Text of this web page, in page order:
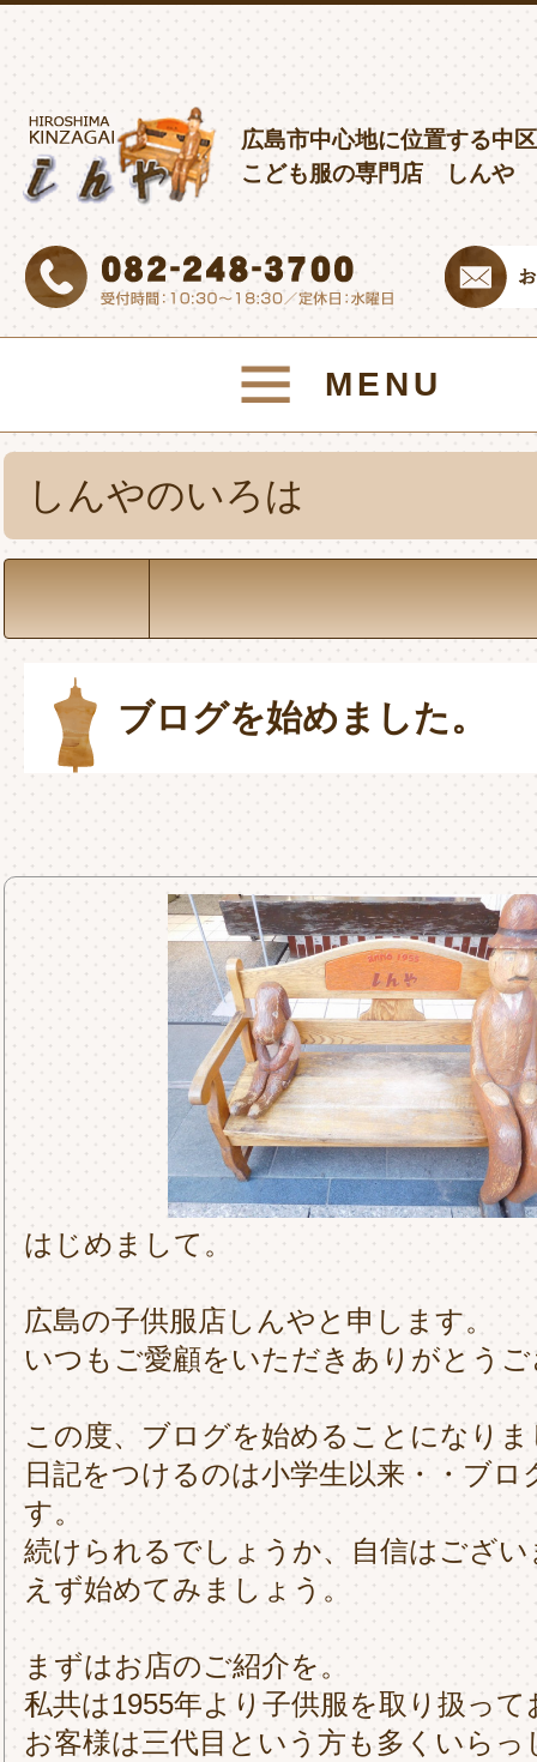
広島市中心地に位置する中
こども服の専門店 しんや
MENU
しんやのいろは
ブログを始めました。
はじめまして。
広島の子供服店しんやと申します。
いつもご愛顧をいただきありがとう
この度、ブログを始めることになり
日記をつけるのは小学生以来・・ブロ
す。
続けられるでしょうか、自信はござ
えず始めてみましょう。
まずはお店のご紹介を。
私共は1955年より子供服を取り扱っ
お客様は三代目という方も多くいらっ